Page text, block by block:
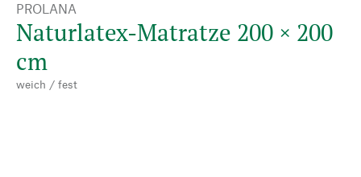
PROLANA
Naturlatex-Matratze 200 × 200
cm
weich / fest